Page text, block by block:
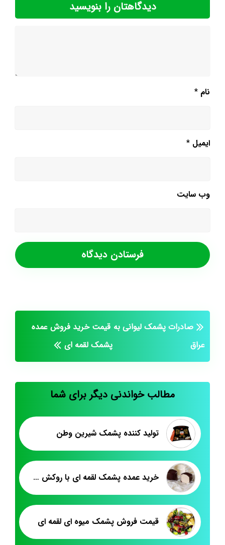
دیدگاهتان را بنویسید
نام *
ایمیل *
وب‌ سایت
صادرات پشمک لیوانی به
عراق
قیمت خرید فروش عمده
پشمک لقمه ای
مطالب خواندنی دیگر برای شما
تولید کننده پشمک شیرین وطن
خرید عمده پشمک لقمه ای با روکش شیری
قیمت فروش پشمک میوه ای لقمه ای